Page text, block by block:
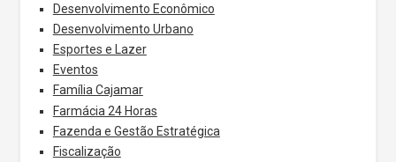
Desenvolvimento Econômico
Desenvolvimento Urbano
Esportes e Lazer
Eventos
Família Cajamar
Farmácia 24 Horas
Fazenda e Gestão Estratégica
Fiscalização